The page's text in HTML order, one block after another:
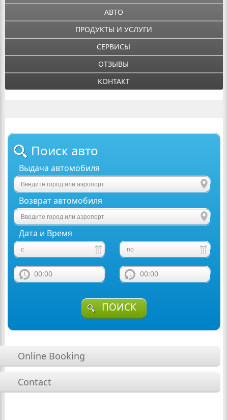
АВТО
ПРОДУКТЫ И УСЛУГИ
СЕРВИСЫ
ОТЗЫВЫ
КОНТАКТ
Поиск авто
Выдача автомобиля
Возврат автомобиля
Дата и Время
00:00 00:00
ПОИСК
Online Booking
Contact